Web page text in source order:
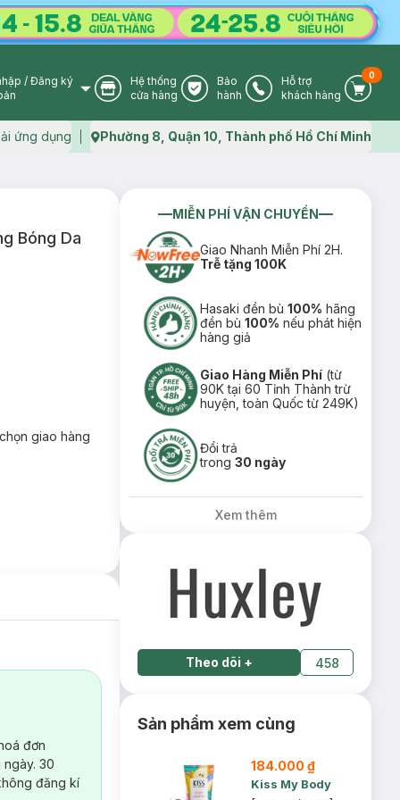
User Icon
/ Đăng ký
Store Icon
Hệ thống
cửa hàng
Warranty Icon
Bảo
hành
Phone Icon
Hỗ trợ
khách hàng
Cart
0
ứng dụng Map icon
Phường 8, Quận 10, Thành phố Hồ Chí Minh
Bóng Da
giao hàng
đơn
30
đăng kí
MIỄN PHÍ VẬN CHUYỂN
Giao Nhanh Miễn Phí 2H.
Trễ tặng 100K
Hasaki đền bù100% hãng
đền bù100% nếu phát hiện
hàng giả
Giao Hàng Miễn Phí (từ
90K tại 60 Tỉnh Thành trừ
huyện, toàn Quốc từ 249K)
Đổi trả
trong30 ngày
Xem thêm
Theo dõi + 458
Sản phẩm xem cùng
184.000 ₫
Kiss My Body